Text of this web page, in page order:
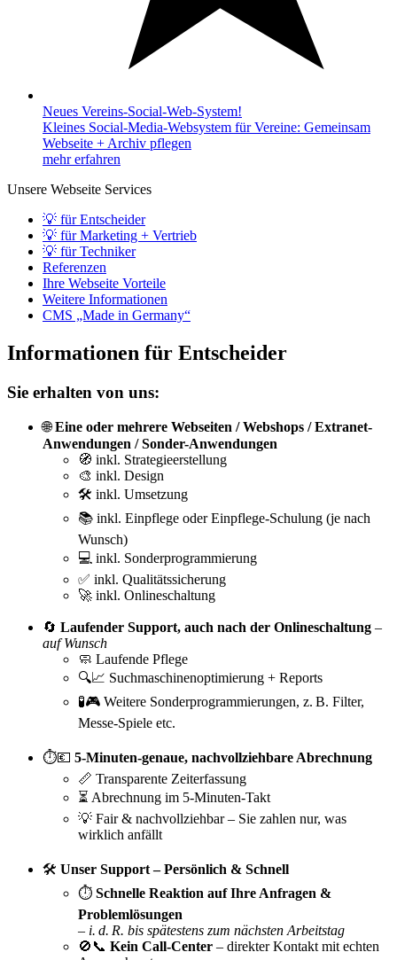
Neues Vereins-Social-Web-System!
Kleines Social-Media-Websystem für Vereine: Gemeinsam
Webseite + Archiv pflegen
mehr erfahren
Unsere Webseite Services
💡 für Entscheider
💡 für Marketing + Vertrieb
💡 für Techniker
Referenzen
Ihre Webseite Vorteile
Weitere Informationen
CMS „Made in Germany“
Informationen für Entscheider
Sie erhalten von uns:
🌐Eine oder mehrere Webseiten / Webshops / Extranet-
Anwendungen / Sonder-Anwendungen
🧭 inkl. Strategieerstellung
🎨 inkl. Design
🛠️ inkl. Umsetzung
📚 inkl. Einpflege oder Einpflege-Schulung (je nach
Wunsch)
💻 inkl. Sonderprogrammierung
✅ inkl. Qualitätssicherung
🚀 inkl. Onlineschaltung
🔄 Laufender Support, auch nach der Onlineschaltung –
auf Wunsch
🧼 Laufende Pflege
🔍📈 Suchmaschinenoptimierung + Reports
🧪🎮 Weitere Sonderprogrammierungen, z. B. Filter,
Messe-Spiele etc.
⏱️💶 5-Minuten-genaue, nachvollziehbare Abrechnung
📏 Transparente Zeiterfassung
⏳ Abrechnung im 5-Minuten-Takt
💡 Fair & nachvollziehbar – Sie zahlen nur, was
wirklich anfällt
🛠️ Unser Support – Persönlich & Schnell
⏱️ Schnelle Reaktion auf Ihre Anfragen &
Problemlösungen
– i. d. R. bis spätestens zum nächsten Arbeitstag
🚫📞 Kein Call-Center – direkter Kontakt mit echten